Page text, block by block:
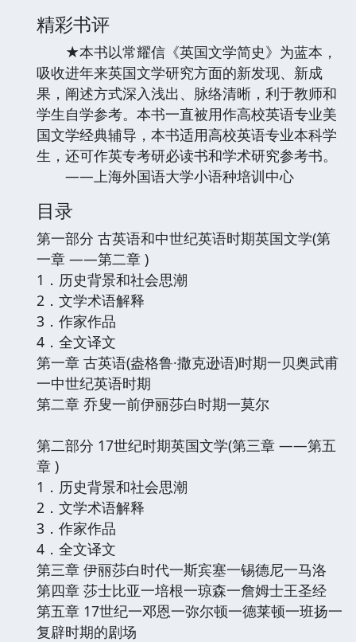
精彩书评
★本书以常耀信《英国文学简史》为蓝本，
吸收进年来英国文学研究方面的新发现、新成
果，阐述方式深入浅出、脉络清晰，利于教师和
学生自学参考。本书一直被用作高校英语专业美
国文学经典辅导，本书适用高校英语专业本科学
生，还可作英专考研必读书和学术研究参考书。
——上海外国语大学小语种培训中心
目录
第一部分 古英语和中世纪英语时期英国文学(第
一章 ——第二章 )
1．历史背景和社会思潮
2．文学术语解释
3．作家作品
4．全文译文
第一章 古英语(盎格鲁·撒克逊语)时期一贝奥武甫
一中世纪英语时期
第二章 乔叟一前伊丽莎白时期一莫尔
第二部分 17世纪时期英国文学(第三章 ——第五
章 )
1．历史背景和社会思潮
2．文学术语解释
3．作家作品
4．全文译文
第三章 伊丽莎白时代一斯宾塞一锡德尼一马洛
第四章 莎士比亚一培根一琼森一詹姆士王圣经
第五章 17世纪一邓恩一弥尔顿一德莱顿一班扬一
复辟时期的剧场